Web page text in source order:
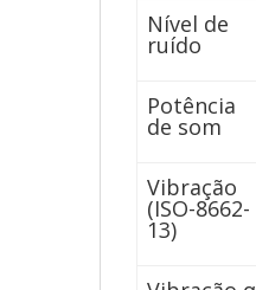
Nível de
ruído
Potência
de som
Vibração
(ISO-8662-
13)